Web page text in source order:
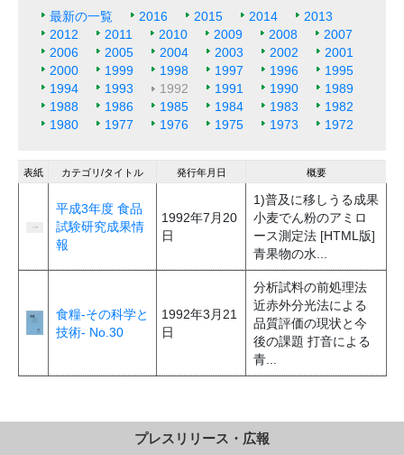
最新の一覧 2016 2015 2014
2013
2012
2011 2010 2009 2008
2007
2006
2005 2004 2003 2002
2001
2000
1999 1998 1997 1996
1995
1994
1993 1992 1991 1990
1989
1988
1986 1985 1984 1983
1982
1980
1977 1976 1975 1973 1972
表紙 カテゴリ/タイトル 発行年月日 概要
平成3年度 食品
試験研究成果情
報
1992年7月20
日
1)普及に移しうる成果
小麦でん粉のアミロ
ース測定法 [HTML版]
青果物の水...
食糧-その科学と
技術- No.30
1992年3月21
日
分析試料の前処理法
近赤外分光法による
品質評価の現状と今
後の課題 打音による
青...
プレスリリース・広報